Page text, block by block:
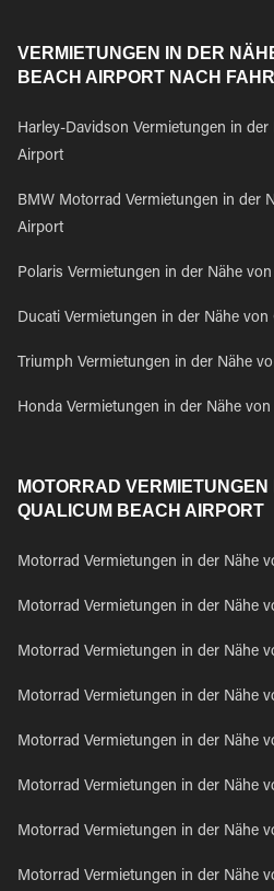
VERMIETUNGEN IN DER
BEACH AIRPORT NACH
Harley-Davidson Vermietungen in
Airport
BMW Motorrad Vermietungen in der
Airport
Polaris Vermietungen in der Nähe
Ducati Vermietungen in der Nähe
Triumph Vermietungen in der Nähe
Honda Vermietungen in der Nähe
MOTORRAD
QUALICUM BEACH AIRPORT
Motorrad Vermietungen in der Nähe
Motorrad Vermietungen in der Nähe
Motorrad Vermietungen in der Nähe
Motorrad Vermietungen in der Nähe
Motorrad Vermietungen in der Nähe
Motorrad Vermietungen in der Nähe
Motorrad Vermietungen in der Nähe
Motorrad Vermietungen in der Nähe